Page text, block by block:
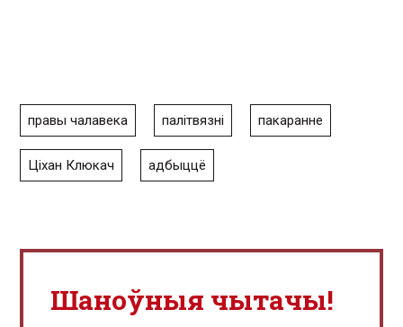
правы чалавека палітвязні пакаранне
Ціхан Клюкач адбыццё
Шаноўныя чытачы!